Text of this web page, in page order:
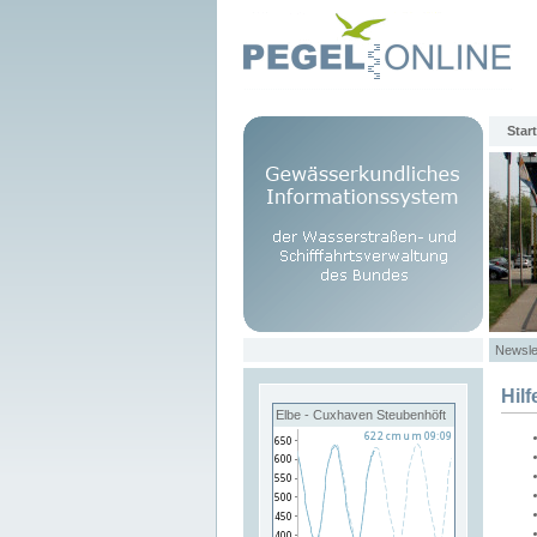
Start
Elbe - Cuxhaven Steubenhöft